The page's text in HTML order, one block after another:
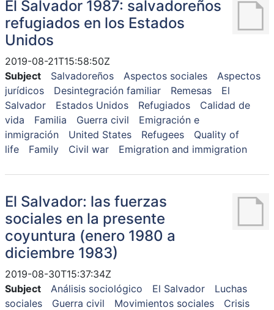
El Salvador 1987: salvadoreños
refugiados en los Estados
Unidos
2019-08-21T15:58:50Z
Subject
Salvadoreños Aspectos sociales
Aspectos
jurídicos
Desintegración familiar Remesas
El
Salvador
Estados Unidos Refugiados
Calidad de
vida
Familia Guerra civil
Emigración e
inmigración
United States Refugees
Quality of
life
Family Civil war Emigration and immigration
El Salvador: las fuerzas
sociales en la presente
coyuntura (enero 1980 a
diciembre 1983)
2019-08-30T15:37:34Z
Subject
Análisis sociológico El Salvador
Luchas
sociales
Guerra civil Movimientos sociales
Crisis